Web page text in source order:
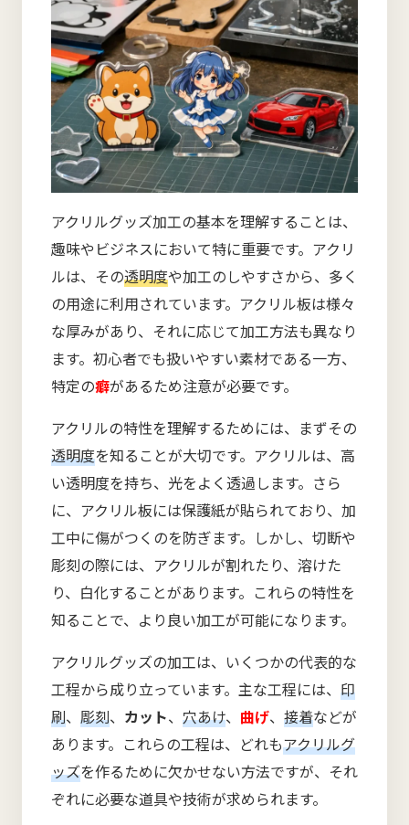
アクリルグッズ加工の基本を理解することは、
趣味やビジネスにおいて特に重要です。アクリ
ルは、その透明度や加工のしやすさから、多く
の用途に利用されています。アクリル板は様々
な厚みがあり、それに応じて加工方法も異なり
ます。初心者でも扱いやすい素材である一方、
特定の癖があるため注意が必要です。
アクリルの特性を理解するためには、まずその
透明度を知ることが大切です。アクリルは、高
い透明度を持ち、光をよく透過します。さら
に、アクリル板には保護紙が貼られており、加
工中に傷がつくのを防ぎます。しかし、切断や
彫刻の際には、アクリルが割れたり、溶けた
り、白化することがあります。これらの特性を
知ることで、より良い加工が可能になります。
アクリルグッズの加工は、いくつかの代表的な
工程から成り立っています。主な工程には、 印
刷、 彫刻、 カット、 穴あけ、 曲げ、 接着などが
あります。これらの工程は、どれもアクリルグ
ッズを作るために欠かせない方法ですが、それ
ぞれに必要な道具や技術が求められます。